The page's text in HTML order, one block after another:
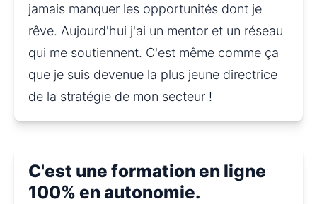
jamais manquer les opportunités dont je
rêve. Aujourd'hui j'ai un mentor et un réseau
qui me soutiennent. C'est même comme ça
que je suis devenue la plus jeune directrice
de la stratégie de mon secteur !
C'est une formation en ligne
100% en autonomie.